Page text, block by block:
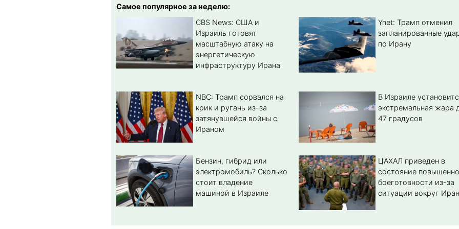
Самое популярное за неделю:
CBS News: США и
Израиль готовят
масштабную атаку на
энергетическую
инфраструктуру Ирана
Ynet: Трамп отменил
запланированные
по Ирану
NBC: Трамп сорвался на
крик и ругань из-за
затянувшейся войны с
Ираном
В Израиле
экстремальная жара
47 градусов
Бензин, гибрид или
электромобиль? Cколько
стоит владение
машиной в Израиле
ЦАХАЛ приведен в
состояние
боеготовности из-за
ситуации вокруг